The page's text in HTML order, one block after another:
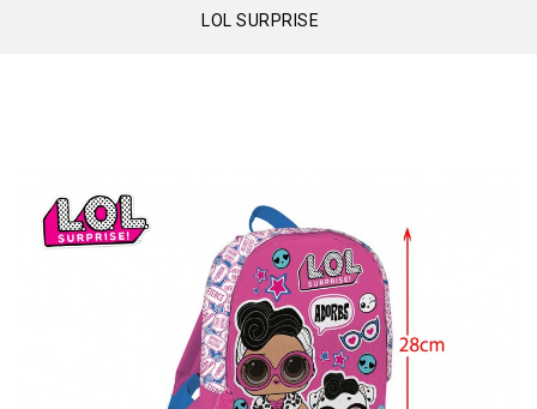
LOL SURPRISE